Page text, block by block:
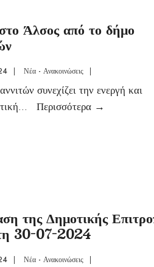
Άλσος από το δήμο
| Νέα - Ανακοινώσεις |
συνεχίζει την ενεργή και
... Περισσότερα →
της Δημοτικής
30-07-2024
| Νέα - Ανακοινώσεις |